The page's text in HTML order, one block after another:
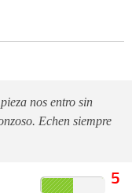
nos entro sin
Echen siempre
5